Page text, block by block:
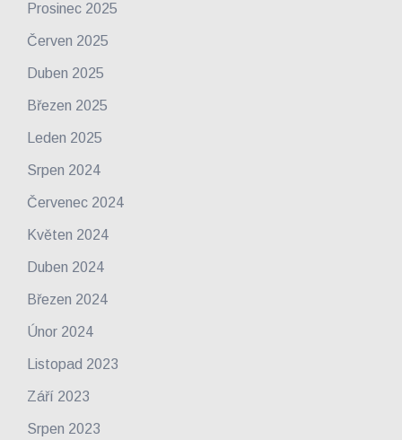
Prosinec 2025
Červen 2025
Duben 2025
Březen 2025
Leden 2025
Srpen 2024
Červenec 2024
Květen 2024
Duben 2024
Březen 2024
Únor 2024
Listopad 2023
Září 2023
Srpen 2023